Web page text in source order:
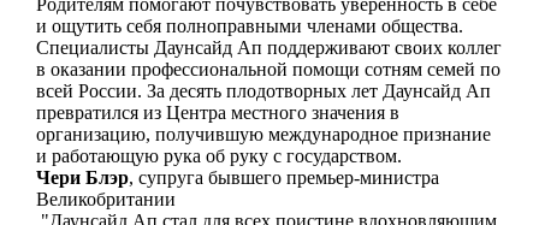
и ощутить себя полноправными членами общества.
Специалисты Даунсайд Ап поддерживают своих коллег
в оказании профессиональной помощи сотням семей по
всей России. За десять плодотворных лет Даунсайд Ап
превратился из Центра местного значения в
организацию, получившую международное признание
и работающую рука об руку с государством.
Чери Блэр, супруга бывшего премьер-министра
Великобритании
"Даунсайд Ап стал для всех поистине вдохновляющим